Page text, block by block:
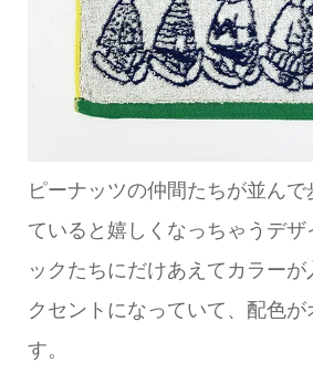
ピーナッツの仲間たちが並ん
ていると嬉しくなっちゃうデザ
ックたちにだけあえてカラー
クセントになっていて、配色が
す。